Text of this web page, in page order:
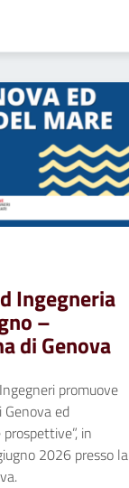
Ingegneria
–
di Genova
promuove
ed
in
2026 presso la